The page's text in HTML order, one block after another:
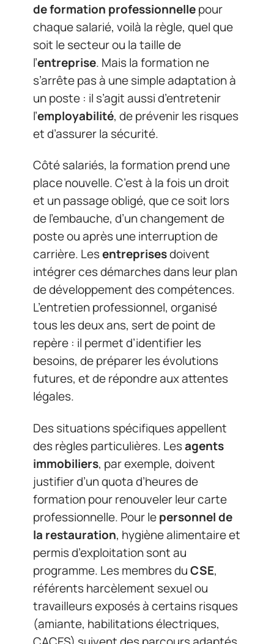
de formation professionnellepour
chaque salarié, voilà la règle, quel que
soit le secteur ou la taille de
l’entreprise. Mais la formation ne
s’arrête pas à une simple adaptation à
un poste : il s’agit aussi d’entretenir
l’employabilité, de prévenir les risques
et d’assurer la sécurité.
Côté salariés, la formation prend une
place nouvelle. C’est à la fois un droit
et un passage obligé, que ce soit lors
de l’embauche, d’un changement de
poste ou après une interruption de
carrière. Lesentreprisesdoivent
intégrer ces démarches dans leur plan
de développement des compétences.
L’entretien professionnel, organisé
tous les deux ans, sert de point de
repère : il permet d’identifier les
besoins, de préparer les évolutions
futures, et de répondre aux attentes
légales.
Des situations spécifiques appellent
des règles particulières. Lesagents
immobiliers, par exemple, doivent
justifier d’un quota d’heures de
formation pour renouveler leur carte
professionnelle. Pour lepersonnel de
la restauration, hygiène alimentaire et
permis d’exploitation sont au
programme. Les membres duCSE,
référents harcèlement sexuel ou
travailleurs exposés à certains risques
(amiante, habilitations électriques,